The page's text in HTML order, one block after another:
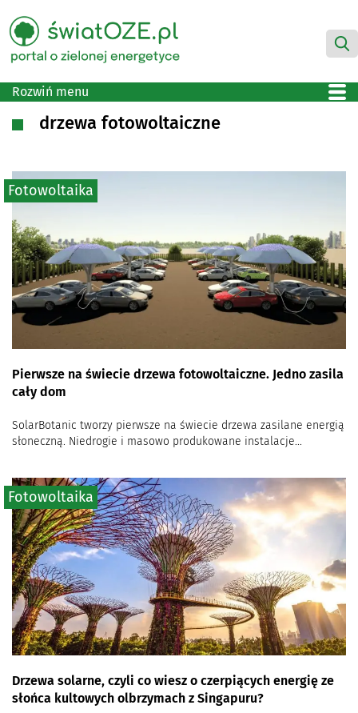
Rozwiń menu
drzewa fotowoltaiczne
Pierwsze na świecie drzewa fotowoltaiczne. Jedno zasila
cały dom
SolarBotanic tworzy pierwsze na świecie drzewa zasilane energią
słoneczną. Niedrogie i masowo produkowane instalacje...
Fotowoltaika
Drzewa solarne, czyli co wiesz o czerpiących energię ze
słońca kultowych olbrzymach z Singapuru?
Fotowoltaika